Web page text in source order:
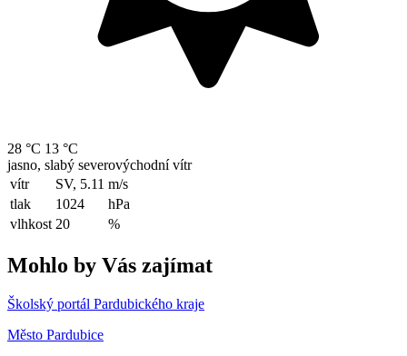
28 °C 13 °C
jasno, slabý severovýchodní vítr
vítr
SV, 5.11 m/s
tlak
1024
hPa
vlhkost 20 %
Mohlo by Vás zajímat
Školský portál Pardubického kraje
Město Pardubice